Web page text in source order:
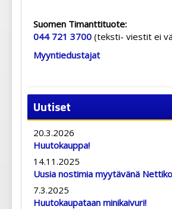
Suomen Timanttituote:
044 721 3700 (teksti- viestit ei
Myyntiedustajat
Uutiset
20.3.2026
Huutokauppa!
14.11.2025
Uusia nostimia myytävänä
7.3.2025
Huutokaupataan minikaivuri!